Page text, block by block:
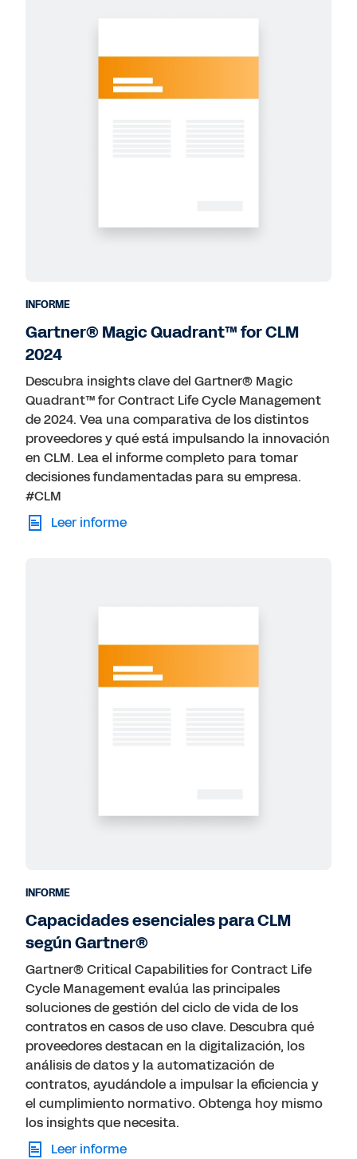
INFORME
Gartner® Magic Quadrant™ for CLM
2024
Descubra insights clave del Gartner® Magic
Quadrant™ for Contract Life Cycle Management
de 2024. Vea una comparativa de los distintos
proveedores y qué está impulsando la innovación
en CLM. Lea el informe completo para tomar
decisiones fundamentadas para su empresa.
#CLM
Leer informe
INFORME
Capacidades esenciales para CLM
según Gartner®
Gartner® Critical Capabilities for Contract Life
Cycle Management evalúa las principales
soluciones de gestión del ciclo de vida de los
contratos en casos de uso clave. Descubra qué
proveedores destacan en la digitalización, los
análisis de datos y la automatización de
contratos, ayudándole a impulsar la eficiencia y
el cumplimiento normativo. Obtenga hoy mismo
los insights que necesita.
Leer informe